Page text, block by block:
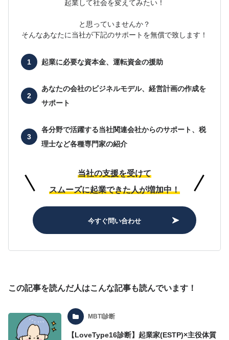
起業して社会を変えてみたい！
と思っていませんか？
そんなあなたに当社が下記のサポートを無償で致します！
起業に必要な資本金、運転資金の援助
あなたの会社のビジネルモデル、経営計画の作成を
サポート
各分野で活躍する当社関連会社からのサポート、 税
理士など各種専門家の紹介
当社の支援を受けて
スムーズに起業できた人が増加中！
今すぐ問い合わせ
この記事を読んだ人はこんな記事も読んでいます！
MBTI診断
【LoveType16診断】起業家(ESTP)×主役体質